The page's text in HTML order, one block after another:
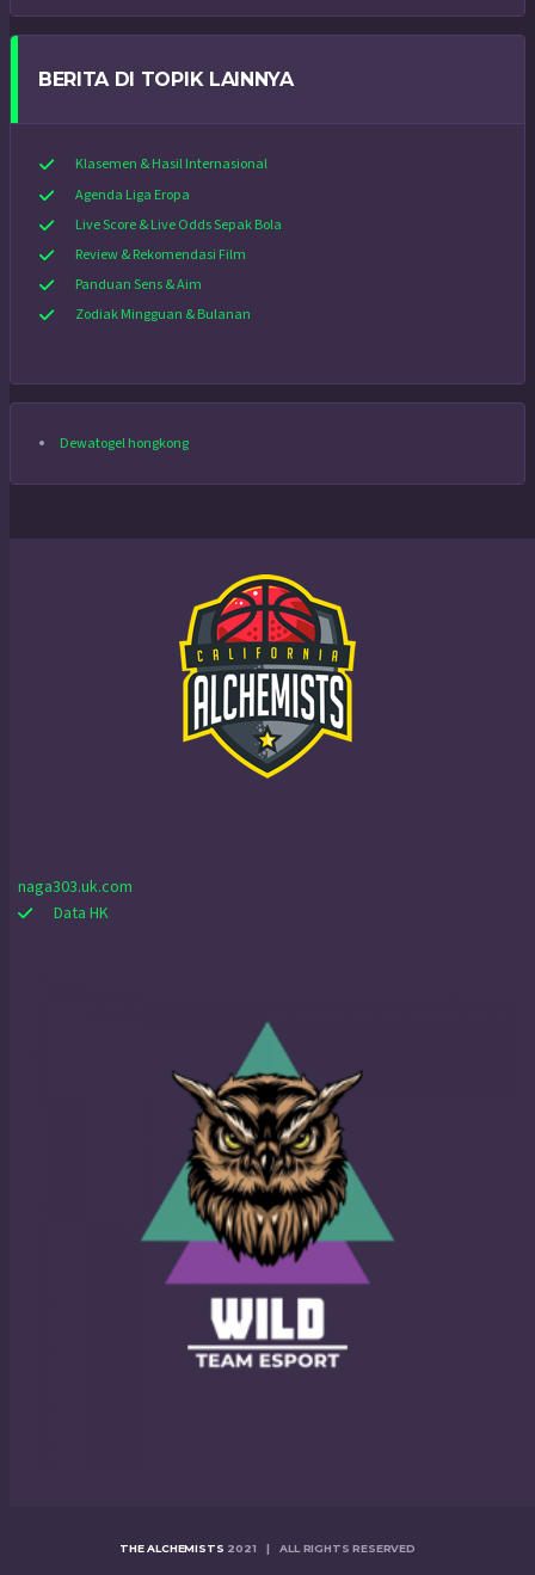
BERITA DI TOPIK LAINNYA
Klasemen & Hasil Internasional
Agenda Liga Eropa
Live Score & Live Odds Sepak Bola
Review & Rekomendasi Film
Panduan Sens & Aim
Zodiak Mingguan & Bulanan
Dewatogel hongkong
naga303.uk.com
Data HK
THE ALCHEMISTS 2021 | ALL RIGHTS RESERVED